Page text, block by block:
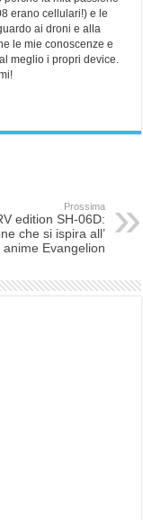
erano cellulari!) e le
ai droni e alla
le mie conoscenze e
meglio i propri device.
Prossima
edition SH-06D:
che si ispira all’
anime Evangelion